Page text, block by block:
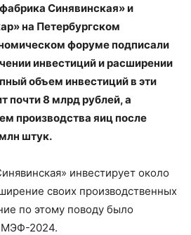
Синявинская» и
на Петербургском
форуме подписали
инвестиций и расширении
объем инвестиций в эти
почти 8 млрд рублей, а
производства яиц после
штук.
инвестирует около
своих производственных
по этому поводу было
2024.